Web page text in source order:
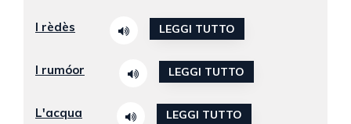
I rèdès LEGGI TUTTO
I rumóor LEGGI TUTTO
L'acqua LEGGI TUTTO